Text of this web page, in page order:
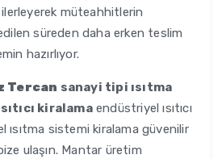
ilerleyerek müteahhitlerin
süreden daha erken teslim
hazırlıyor.
Tercan sanayi tipi ısıtma
kiralamaendüstriyel ısıtıcı
ısıtma sistemi kiralama güvenilir
ulaşın. Mantar üretim